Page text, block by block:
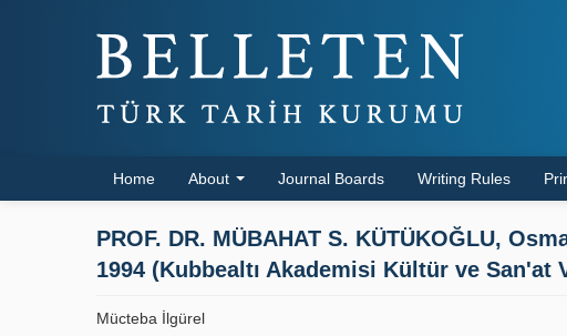
Home About Journal Boards Writing Rules
PROF. DR. MÜBAHAT S. KÜTÜKOĞLU,
1994 (Kubbealtı Akademisi Kültür ve San'at
Mücteba İlgürel